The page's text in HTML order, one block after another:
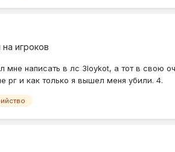
игроков
мне написать в лс 3loykot, а тот в
рг и как только я вышел меня убили. 4.